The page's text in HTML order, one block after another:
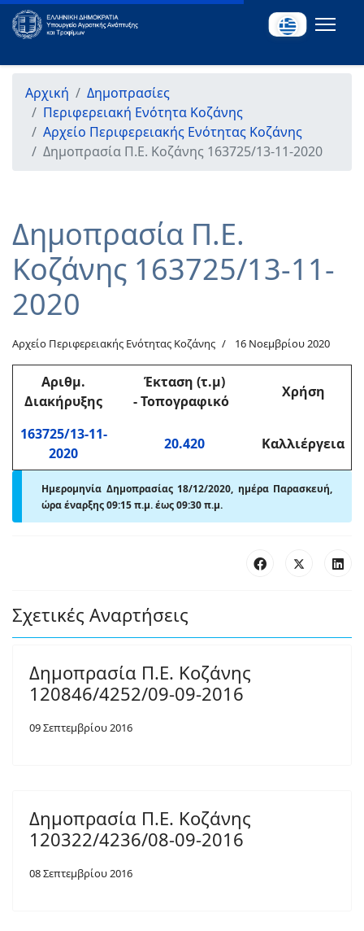
Αρχική
Δημοπρασίες
Περιφερειακή Ενότητα Κοζάνης
Αρχείο Περιφερειακής Ενότητας Κοζάνης
Δημοπρασία Π.Ε. Κοζάνης 163725/13-11-2020
Δημοπρασία Π.Ε.
Κοζάνης 163725/13-11-
2020
Αρχείο Περιφερειακής Ενότητας Κοζάνης 16 Νοεμβρίου 2020
Αριθμ.
Διακήρυξης
Έκταση (τ.μ)
-Τοπογραφικό
Χρήση
163725/13-11-
2020
20.420 Καλλιέργεια
Ημερομηνία Δημοπρασίας 18/12/2020, ημέρα Παρασκευή,
ώρα έναρξης 09:15 π.μ. έως 09:30 π.μ.
Σχετικές Αναρτήσεις
Δημοπρασία Π.Ε. Κοζάνης
120846/4252/09-09-2016
09 Σεπτεμβρίου 2016
Δημοπρασία Π.Ε. Κοζάνης
120322/4236/08-09-2016
08 Σεπτεμβρίου 2016